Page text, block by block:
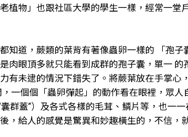
植物」也跟社區大學的學生一樣，經常一堂
知道，蕨類的葉背有著像蟲卵一樣的 「孢
肉眼頂多就只能看到成群的孢子囊，單一
有未逮的情況下錯失了。將蕨葉放在手掌心
一個個「蟲卵彈起」的動作看在眼裡，眾
群蓋”）及各式各樣的毛茸、鱗片等，也一
，給人的感覺是驚異和妙趣橫生的，不信，